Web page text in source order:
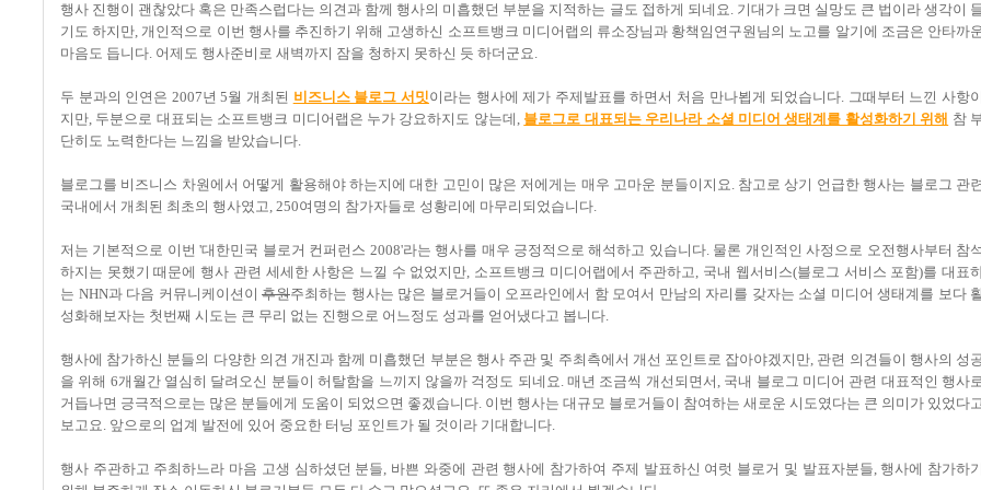
행사 진행이 괜찮았다 혹은 만족스럽다는 의견과 함께 행사의 미흡했던 부분을 지적하는 글도 접하게 되네요. 기대가 크면 실망도 큰 법이라 생각이
기도 하지만, 개인적으로 이번 행사를 추진하기 위해 고생하신 소프트뱅크 미디어랩의 류소장님과 황책임연구원님의 노고를 알기에 조금은 안타까
마음도 듭니다. 어제도 행사준비로 새벽까지 잠을 청하지 못하신 듯 하더군요.
두 분과의 인연은 2007년 5월 개최된 비즈니스 블로그 서밋이라는 행사에 제가 주제발표를 하면서 처음 만나뵙게 되었습니다. 그때부터 느낀 사항이
지만, 두분으로 대표되는 소프트뱅크 미디어랩은 누가 강요하지도 않는데, 블로그로 대표되는 우리나라 소셜 미디어 생태계를 활성화하기 위해 참
단히도 노력한다는 느낌을 받았습니다.
블로그를 비즈니스 차원에서 어떻게 활용해야 하는지에 대한 고민이 많은 저에게는 매우 고마운 분들이지요. 참고로 상기 언급한 행사는 블로그 관련
국내에서 개최된 최초의 행사였고, 250여명의 참가자들로 성황리에 마무리되었습니다.
저는 기본적으로 이번 '대한민국 블로거 컨퍼런스 2008'라는 행사를 매우 긍정적으로 해석하고 있습니다. 물론 개인적인 사정으로 오전행사부터 참석
하지는 못했기 때문에 행사 관련 세세한 사항은 느낄 수 없었지만, 소프트뱅크 미디어랩에서 주관하고, 국내 웹서비스(블로그 서비스 포함)를 대표
는 NHN과 다음 커뮤니케이션이 후원주최하는 행사는 많은 블로거들이 오프라인에서 함 모여서 만남의 자리를 갖자는 소셜 미디어 생태계를 보다
성화해보자는 첫번째 시도는 큰 무리 없는 진행으로 어느정도 성과를 얻어냈다고 봅니다.
행사에 참가하신 분들의 다양한 의견 개진과 함께 미흡했던 부분은 행사 주관 및 주최측에서 개선 포인트로 잡아야겠지만, 관련 의견들이 행사의 성
을 위해 6개월간 열심히 달려오신 분들이 허탈함을 느끼지 않을까 걱정도 되네요. 매년 조금씩 개선되면서, 국내 블로그 미디어 관련 대표적인 행사로
거듭나면 긍극적으로는 많은 분들에게 도움이 되었으면 좋겠습니다. 이번 행사는 대규모 블로거들이 참여하는 새로운 시도였다는 큰 의미가 있었다고
보고요. 앞으로의 업계 발전에 있어 중요한 터닝 포인트가 될 것이라 기대합니다.
행사 주관하고 주최하느라 마음 고생 심하셨던 분들, 바쁜 와중에 관련 행사에 참가하여 주제 발표하신 여럿 블로거 및 발표자분들, 행사에 참가하기